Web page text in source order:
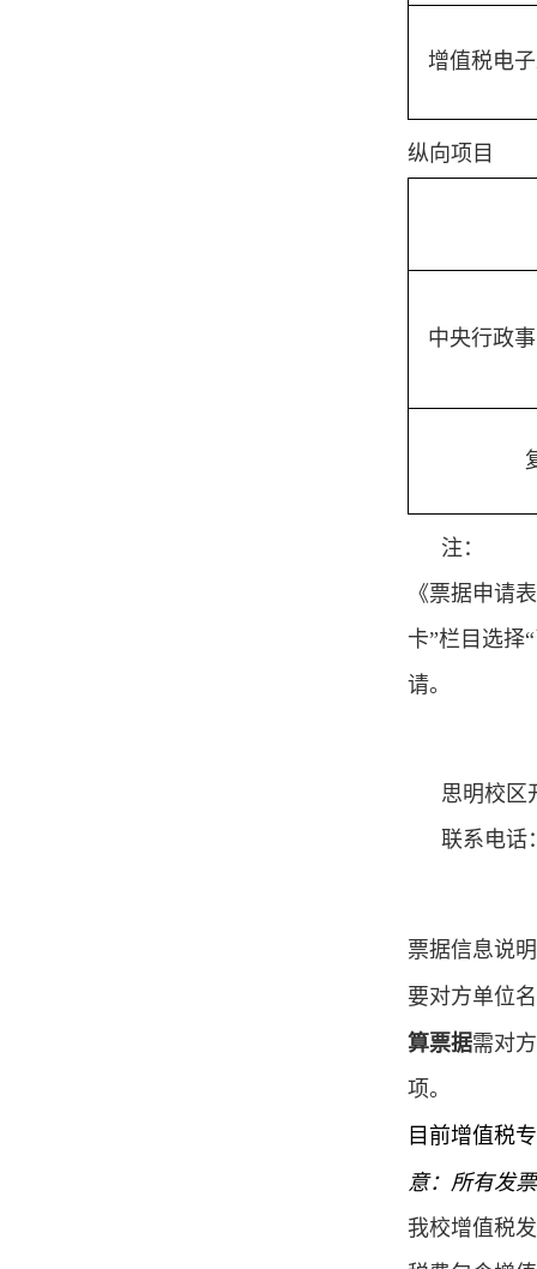
增值税电
纵向项目
中央行政
注：
《票据申请
卡”栏目选择
请。
思明校区
联系电话
票据信息说
要对方单位
算票据需对
项。
目前增值税
意：所有发
我校增值税